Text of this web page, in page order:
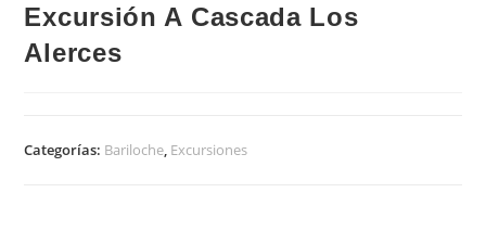
Excursión A Cascada Los
Alerces
Categorías: Bariloche, Excursiones